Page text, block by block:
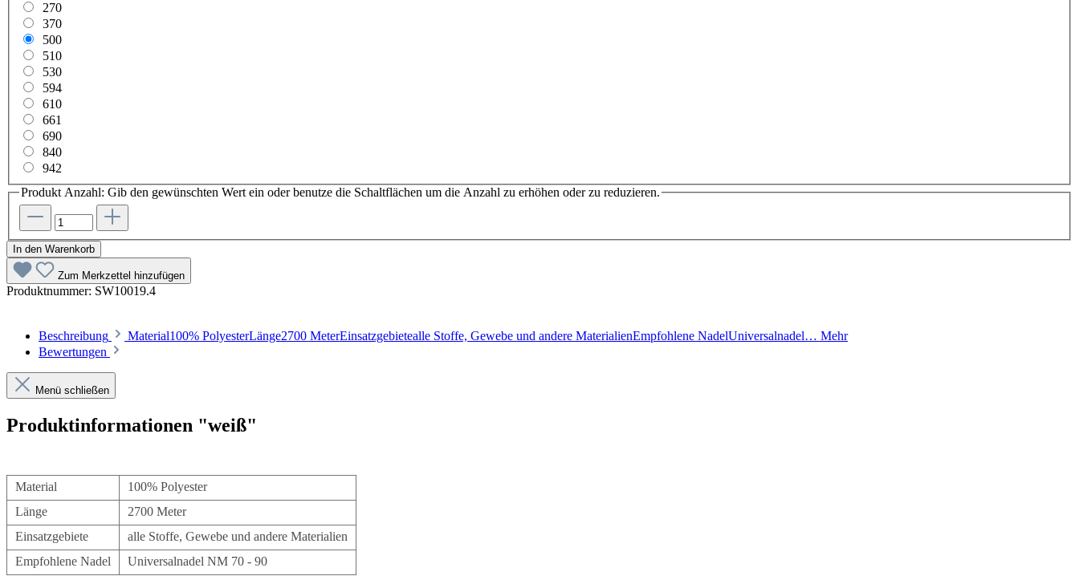
270
370
500
510
530
594
610
661
690
840
942
Produkt Anzahl: Gib den gewünschten Wert ein oder benutze die Schaltflächen um die Anzahl zu erhöhen oder zu reduzieren.
In den Warenkorb
Zum Merkzettel hinzufügen
Produktnummer: SW10019.4
Beschreibung Material100% PolyesterLänge2700 MeterEinsatzgebietealle Stoffe, Gewebe und andere MaterialienEmpfohlene NadelUniversalnadel… Mehr
Bewertungen
Menü schließen
Produktinformationen "weiß"
Material
100% Polyester
Länge
2700 Meter
Einsatzgebiete
alle Stoffe, Gewebe und andere Materialien
Empfohlene Nadel
Universalnadel NM 70 - 90